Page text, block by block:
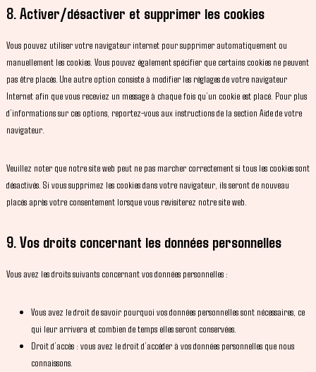
8. Activer/désactiver et supprimer les cookies
Vous pouvez utiliser votre navigateur internet pour supprimer automatiquement ou
manuellement les cookies. Vous pouvez également spécifier que certains cookies ne peuvent
pas être placés. Une autre option consiste à modifier les réglages de votre navigateur
Internet afin que vous receviez un message à chaque fois qu’un cookie est placé. Pour plus
d’informations sur ces options, reportez-vous aux instructions de la section Aide de votre
navigateur.
Veuillez noter que notre site web peut ne pas marcher correctement si tous les cookies sont
désactivés. Si vous supprimez les cookies dans votre navigateur, ils seront de nouveau
placés après votre consentement lorsque vous revisiterez notre site web.
9. Vos droits concernant les données personnelles
Vous avez les droits suivants concernant vos données personnelles :
Vous avez le droit de savoir pourquoi vos données personnelles sont nécessaires, ce
qui leur arrivera et combien de temps elles seront conservées.
Droit d’accès : vous avez le droit d’accéder à vos données personnelles que nous
connaissons.